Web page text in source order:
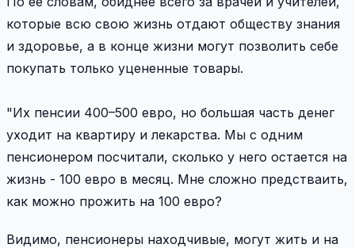
которые всю свою жизнь отдают обществу знания
и здоровье, а в конце жизни могут позволить себе
покупать только уцененные товары.
"Их пенсии 400–500 евро, но большая часть денег
уходит на квартиру и лекарства. Мы с одним
пенсионером посчитали, сколько у него остается на
жизнь - 100 евро в месяц. Мне сложно предстваить,
как можно прожить на 100 евро?
Видимо, пенсионеры находчивые, могут жить и на